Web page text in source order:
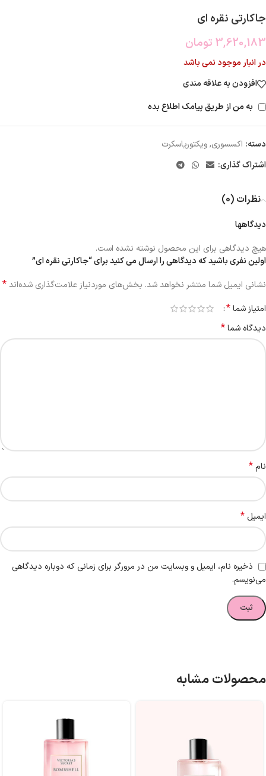
جاکارتی نقره ای
3,620,183 تومان
در انبار موجود نمی باشد
افزودن به علاقه مندی
به من از طریق پیامک اطلاع بده
دسته: اکسسوری,ویکتوریاسکرت
اشتراک گذاری:
نظرات (0)
دیدگاهها
هیچ دیدگاهی برای این محصول نوشته نشده است.
اولین نفری باشید که دیدگاهی را ارسال می کنید برای “جاکارتی نقره ای”
نشانی ایمیل شما منتشر نخواهد شد. بخش‌های موردنیاز علامت‌گذاری شده‌اند*
امتیاز شما*
دیدگاه شما*
نام*
ایمیل *
ذخیره نام، ایمیل و وبسایت من در مرورگر برای زمانی که دوباره دیدگاهی
می‌نویسم.
محصولات مشابه